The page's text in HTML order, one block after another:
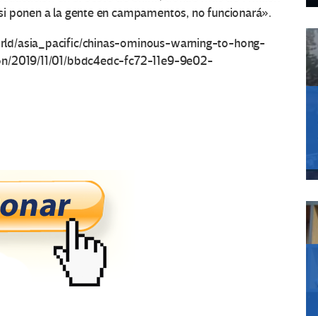
ponen a la gente en campamentos, no funcionará».
asia_pacific/chinas-ominous-warning-to-hong-
11/01/bbdc4edc-fc72-11e9-9e02-